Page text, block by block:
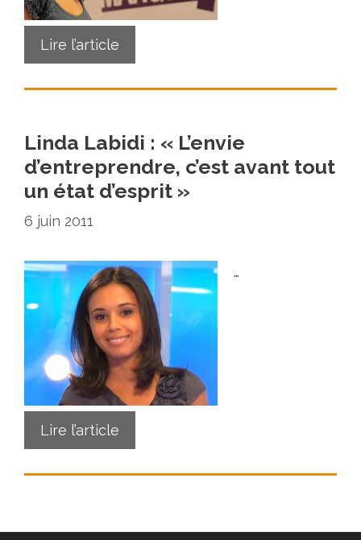
Lire l’article
Linda Labidi : « L’envie
d’entreprendre, c’est avant tout
un état d’esprit »
6 juin 2011
…
Lire l’article